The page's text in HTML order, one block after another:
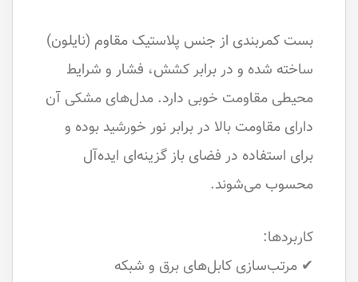
بست کمربندی از جنس پلاستیک مقاوم (نایلون)
ساخته شده و در برابر کشش، فشار و شرایط
محیطی مقاومت خوبی دارد. مدل‌های مشکی آن
دارای مقاومت بالا در برابر نور خورشید بوده و
برای استفاده در فضای باز گزینه‌ای ایده‌آل
محسوب می‌شوند.
کاربردها:
✔ مرتب‌سازی کابل‌های برق و شبکه